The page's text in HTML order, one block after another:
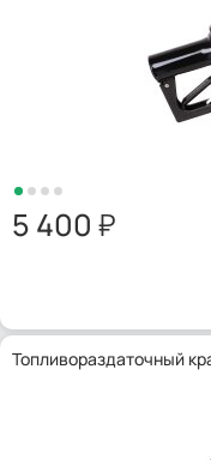
5 400
Топливораздаточный